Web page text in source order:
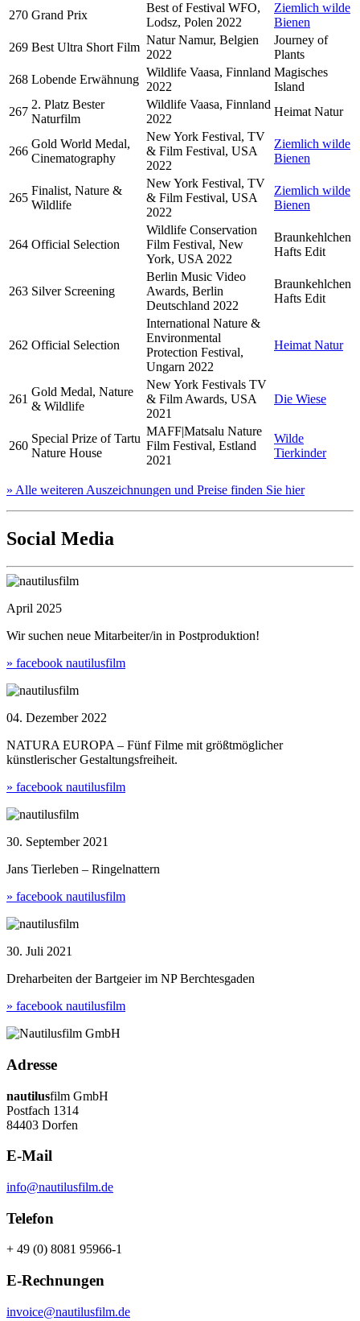
270 Grand Prix
Best of Festival WFO,
Lodsz, Polen 2022
Ziemlich wilde
Bienen
269 Best Ultra Short Film
Natur Namur, Belgien
2022
Journey of
Plants
268 Lobende Erwähnung
Wildlife Vaasa, Finnland
2022
Magisches
Island
267
2. Platz Bester
Naturfilm
Wildlife Vaasa, Finnland
2022
Heimat Natur
266
Gold World Medal,
Cinematography
New York Festival, TV
& Film Festival, USA
2022
Ziemlich wilde
Bienen
265
Finalist, Nature &
Wildlife
New York Festival, TV
& Film Festival, USA
2022
Ziemlich wilde
Bienen
264 Official Selection
Wildlife Conservation
Film Festival, New
York, USA 2022
Braunkehlchen
Hafts Edit
263 Silver Screening
Berlin Music Video
Awards, Berlin
Deutschland 2022
Braunkehlchen
Hafts Edit
262 Official Selection
International Nature &
Environmental
Protection Festival,
Ungarn 2022
Heimat Natur
261
Gold Medal, Nature
& Wildlife
New York Festivals TV
& Film Awards, USA
2021
Die Wiese
260
Special Prize of Tartu
Nature House
MAFF|Matsalu Nature
Film Festival, Estland
2021
Wilde
Tierkinder
» Alle weiteren Auszeichnungen und Preise finden Sie hier
Social Media
April 2025
Wir suchen neue Mitarbeiter/in in Postproduktion!
» facebook nautilusfilm
04. Dezember 2022
NATURA EUROPA – Fünf Filme mit größtmöglicher
künstlerischer Gestaltungsfreiheit.
» facebook nautilusfilm
30. September 2021
Jans Tierleben – Ringelnattern
» facebook nautilusfilm
30. Juli 2021
Dreharbeiten der Bartgeier im NP Berchtesgaden
» facebook nautilusfilm
Adresse
nautilusfilm GmbH
Postfach 1314
84403 Dorfen
E-Mail
info@nautilusfilm.de
Telefon
+ 49 (0) 8081 95966-1
E-Rechnungen
invoice@nautilusfilm.de